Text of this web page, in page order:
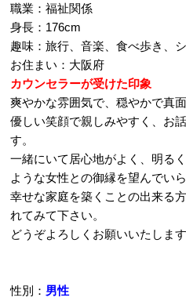
職業：福祉関係
身長：176cm
趣味：旅行、音楽、食べ歩き、
お住まい：大阪府
カウンセラーが受けた印象
爽やかな雰囲気で、穏やかで真
優しい笑顔で親しみやすく、お
す。
一緒にいて居心地がよく、明る
ような女性との御縁を望んでい
幸せな家庭を築くことの出来る
れてみて下さい。
どうぞよろしくお願いいたします
性別： 男性